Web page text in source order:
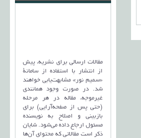
مقالات ارسالی برای نشریه، پیش
از انتشار با استفاده از سامانۀ
«سمیم نور» مشابهت‌یابی خواهند
شد. در صورت وجود همانندی
غیرموجه، مقاله در هر مرحله
(حتی پس از صفحه‌آرایی) برای
بازبینی و اصلاح به نویسنده
مسئول ارجاع داده می‌شود. شایان
ذکر است مقالاتی که محتوای آن‌ها